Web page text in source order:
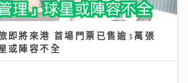
即將來港 首場門票已售逾3萬張
或陣容不全